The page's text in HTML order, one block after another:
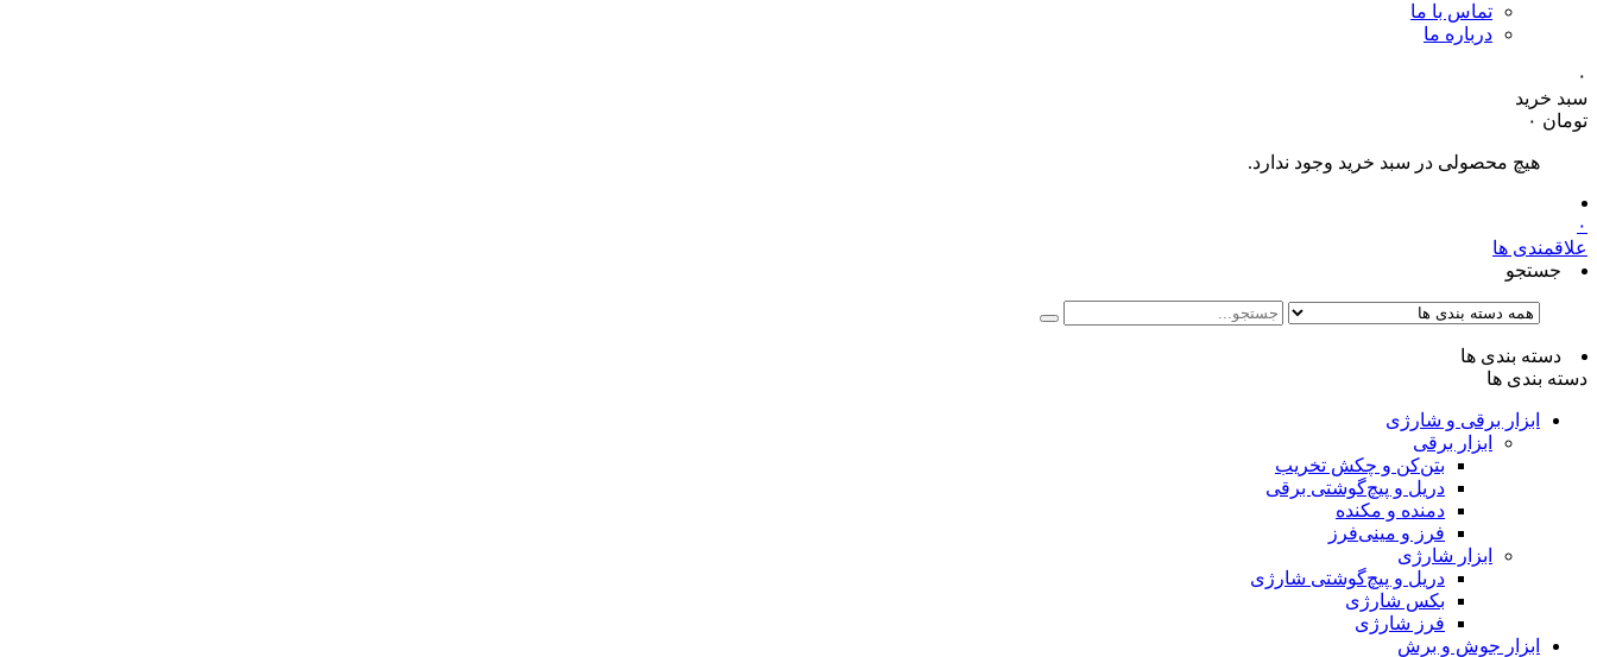
تماس با ما
درباره ما
۰
سبد خرید
تومان
هیچ محصولی در سبد خرید وجود ندارد.
۰
علاقمندی ها
جستجو
دسته بندی ها
دسته بندی ها
ابزار برقی و شارژی
ابزار برقی
بتن‌کن و چکش تخریب
دریل و پیچ‌گوشتی برقی
دمنده و مکنده
فرز و مینی‌فرز
ابزار شارژی
دریل و پیچ‌گوشتی شارژی
بکس شارژی
فرز شارژی
ابزار جوش و برش